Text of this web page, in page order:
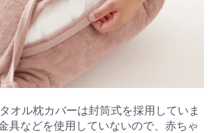
オル枕カバーは封筒式を採用していま
具などを使用していないので、赤ちゃ